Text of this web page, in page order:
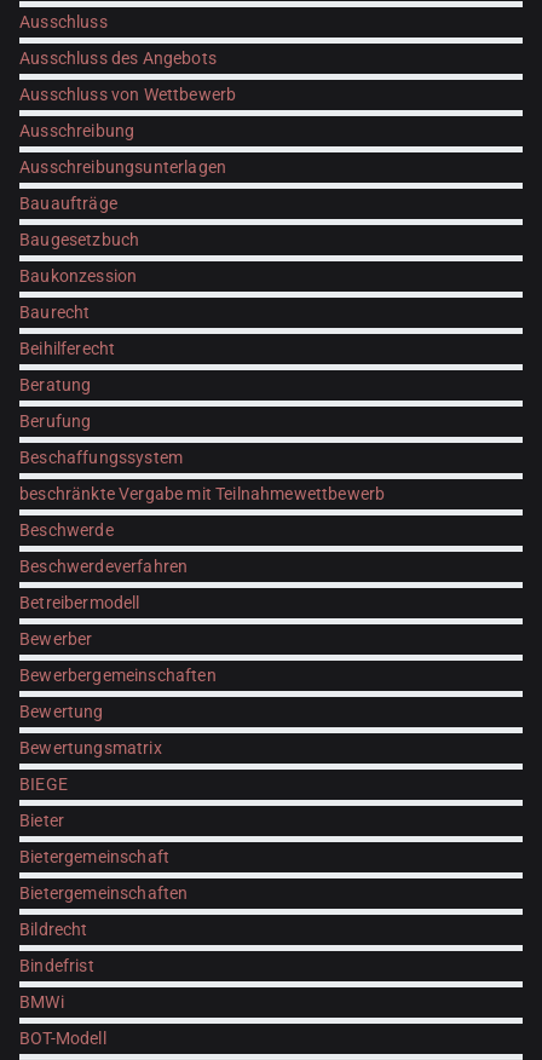
Ausschluss
Ausschluss des Angebots
Ausschluss von Wettbewerb
Ausschreibung
Ausschreibungsunterlagen
Bauaufträge
Baugesetzbuch
Baukonzession
Baurecht
Beihilferecht
Beratung
Berufung
Beschaffungssystem
beschränkte Vergabe mit Teilnahmewettbewerb
Beschwerde
Beschwerdeverfahren
Betreibermodell
Bewerber
Bewerbergemeinschaften
Bewertung
Bewertungsmatrix
BIEGE
Bieter
Bietergemeinschaft
Bietergemeinschaften
Bildrecht
Bindefrist
BMWi
BOT-Modell